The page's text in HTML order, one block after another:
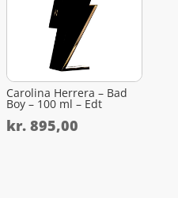
Carolina Herrera – Bad
Boy – 100 ml – Edt
kr. 895,00